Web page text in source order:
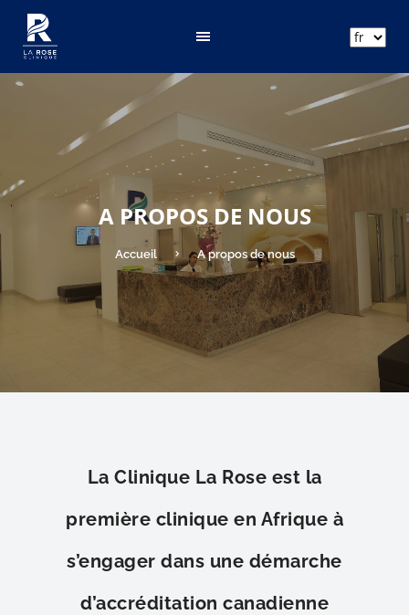
A PROPOS DE NOUS
Accueil A propos de nous
La Clinique La Rose est la
première clinique en Afrique à
s’engager dans une démarche
d’accréditation canadienne